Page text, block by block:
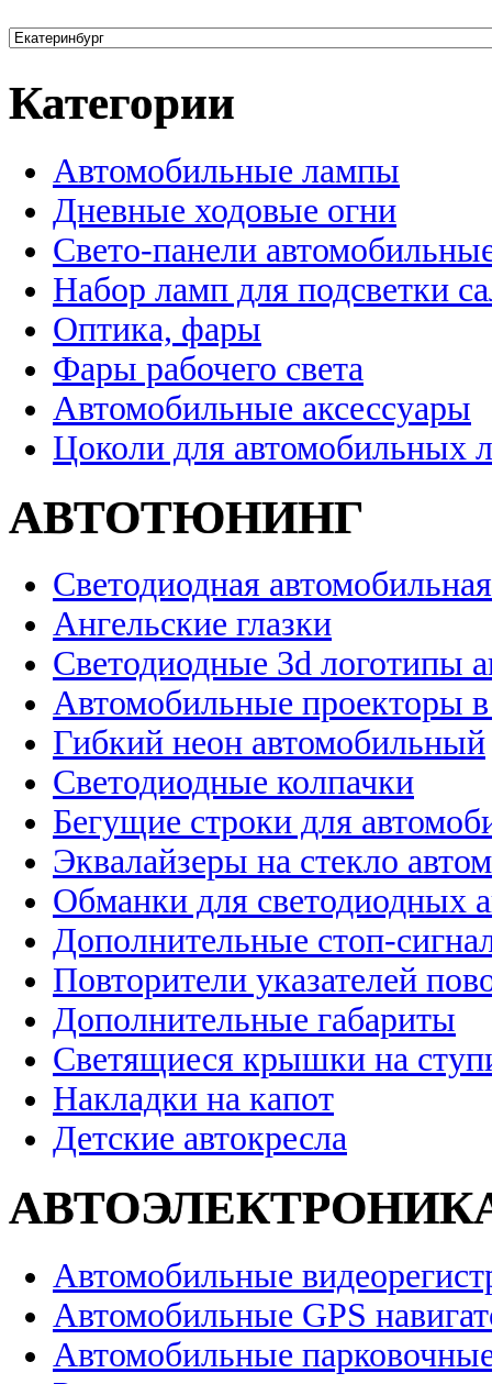
Категории
Автомобильные лампы
Дневные ходовые огни
Свето-панели
Набор ламп для подсветки
Оптика, фары
Фары рабочего света
Автомобильные аксессуары
Цоколи для автомобильных
АВТОТЮНИНГ
Светодиодная
Ангельские глазки
Светодиодные 3d логотипы
Автомобильные проекторы
Гибкий неон автомобильный
Светодиодные колпачки
Бегущие строки для
Эквалайзеры на стекло
Обманки для светодиодных
Дополнительные стоп-
Повторители указателей
Дополнительные габариты
Светящиеся крышки на
Накладки на капот
Детские автокресла
Автомобильные
Автомобильные GPS
Автомобильные